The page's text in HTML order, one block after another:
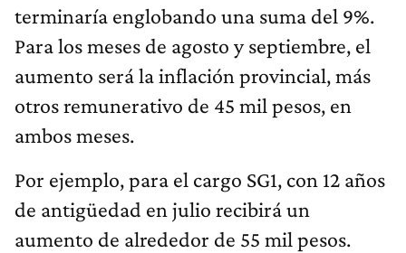
terminaría englobando una suma del 9%.
Para los meses de agosto y septiembre, el
aumento será la inflación provincial, más
otros remunerativo de 45 mil pesos, en
ambos meses.
Por ejemplo, para el cargo SG1, con 12 años
de antigüedad en julio recibirá un
aumento de alrededor de 55 mil pesos.